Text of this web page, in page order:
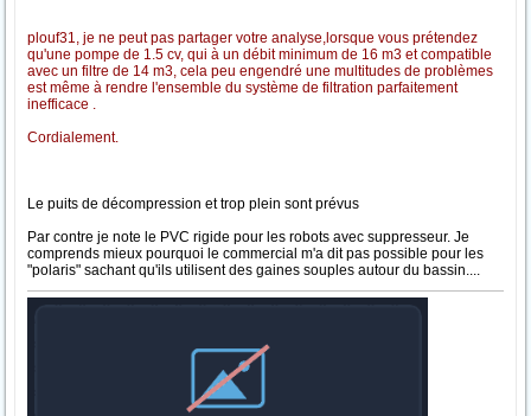
plouf31, je ne peut pas partager votre analyse,lorsque vous prétendez
qu'une pompe de 1.5 cv, qui à un débit minimum de 16 m3 et compatible
avec un filtre de 14 m3, cela peu engendré une multitudes de problèmes
est même à rendre l'ensemble du système de filtration parfaitement
inefficace .
Cordialement.
Le puits de décompression et trop plein sont prévus
Par contre je note le PVC rigide pour les robots avec suppresseur. Je
comprends mieux pourquoi le commercial m'a dit pas possible pour les
"polaris" sachant qu'ils utilisent des gaines souples autour du bassin....